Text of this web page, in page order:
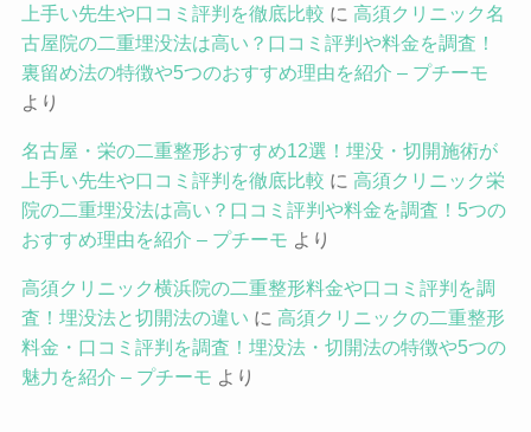
上手い先生や口コミ評判を徹底比較 に 高須クリニック名
古屋院の二重埋没法は高い？口コミ評判や料金を調査！
裏留め法の特徴や5つのおすすめ理由を紹介 – プチーモ
より
名古屋・栄の二重整形おすすめ12選！埋没・切開施術が
上手い先生や口コミ評判を徹底比較 に 高須クリニック栄
院の二重埋没法は高い？口コミ評判や料金を調査！5つの
おすすめ理由を紹介 – プチーモ より
高須クリニック横浜院の二重整形料金や口コミ評判を調
査！埋没法と切開法の違い に 高須クリニックの二重整形
料金・口コミ評判を調査！埋没法・切開法の特徴や5つの
魅力を紹介 – プチーモ より